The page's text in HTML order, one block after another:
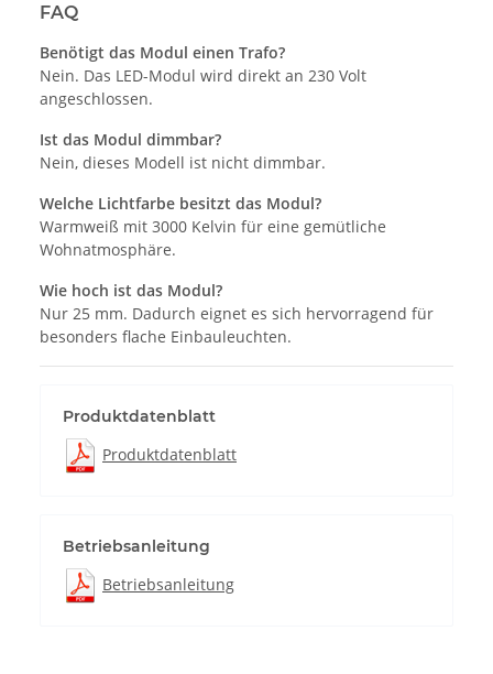
FAQ
Benötigt das Modul einen Trafo?
Nein. Das LED-Modul wird direkt an 230 Volt
angeschlossen.
Ist das Modul dimmbar?
Nein, dieses Modell ist nicht dimmbar.
Welche Lichtfarbe besitzt das Modul?
Warmweiß mit 3000 Kelvin für eine gemütliche
Wohnatmosphäre.
Wie hoch ist das Modul?
Nur 25 mm. Dadurch eignet es sich hervorragend für
besonders flache Einbauleuchten.
Produktdatenblatt
Produktdatenblatt
Betriebsanleitung
Betriebsanleitung